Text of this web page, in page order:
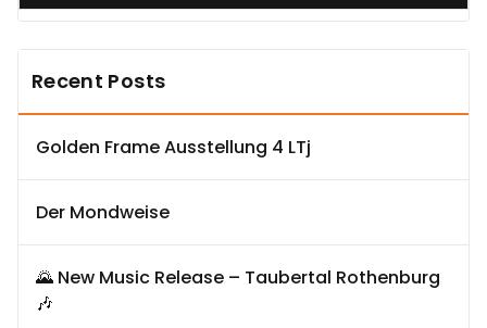
Recent Posts
Golden Frame Ausstellung 4 LTj
Der Mondweise
🌄 New Music Release – Taubertal Rothenburg
🎶